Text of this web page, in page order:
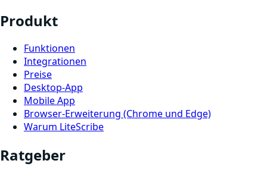
Produkt
Funktionen
Integrationen
Preise
Desktop-App
Mobile App
Browser-Erweiterung (Chrome und Edge)
Warum LiteScribe
Ratgeber